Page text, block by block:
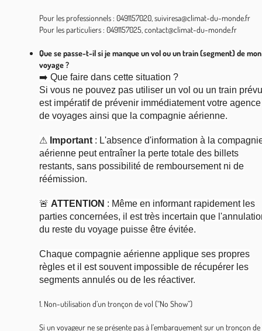
Pour les professionnels : 0491157020, suiviresa@climat-du-monde.fr
Pour les particuliers : 0491157025, contact@climat-du-monde.fr
Que se passe-t-il si je manque un vol ou un train (segment) de mon
voyage ?
➡️ Que faire dans cette situation ?
Si vous ne pouvez pas utiliser un vol ou un train
est impératif de prévenir immédiatement votre agence
de voyages ainsi que la compagnie aérienne.
⚠ Important: L'absence d'information à la
aérienne peut entraîner la perte totale des billets
restants, sans possibilité de remboursement ni de
réémission.
🚨 ATTENTION : Même en informant rapidement les
parties concernées, il est très incertain que
du reste du voyage puisse être évitée.
Chaque compagnie aérienne applique ses propres
règles et il est souvent impossible de récupérer les
segments annulés ou de les réactiver.
1. Non-utilisation d’un tronçon de vol (“No Show”)
Si un voyageur ne se présente pas à l’embarquement sur un tronçon de